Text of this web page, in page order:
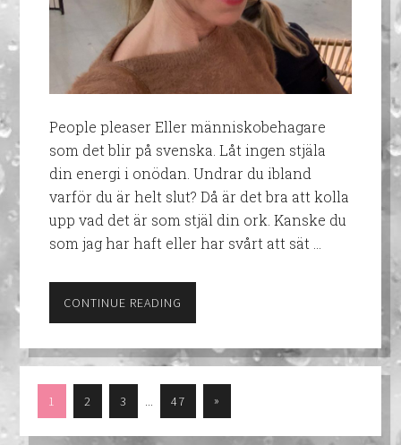
People pleaser Eller människobehagare
som det blir på svenska. Låt ingen stjäla
din energi i onödan. Undrar du ibland
varför du är helt slut? Då är det bra att kolla
upp vad det är som stjäl din ork. Kanske du
som jag har haft eller har svårt att sät …
CONTINUE READING
1 2 3 47 »